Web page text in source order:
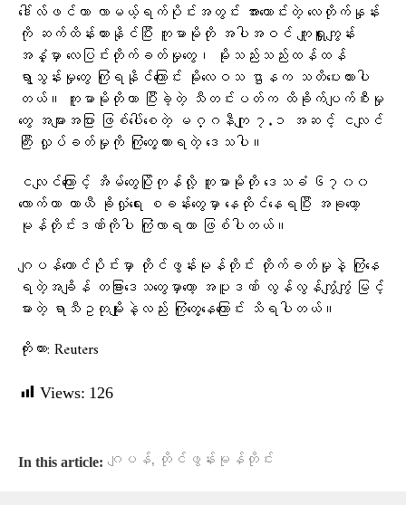
ဒေါ်လ်ဖင်ဟာ လာမယ့်ရက်ပိုင်းအတွင်း အားကောင်းတဲ့ လေတိုက်နှုန်း
ကို ဆက်ထိန်းထားနိုင်ပြီး ကူမာမိုတို အပါအဝင် ကျူရှူးကျွန်း
အနှံ့မှာ လေပြင်းတိုက်ခတ်မှုတွေ၊ မိုးသည်းသည်းထန်ထန်
ရွာသွန်းမှုတွေ ကြုံရနိုင်ကြောင်း မိုးလေဝသ ဌာနက သတိပေးထားပါ
တယ်။ ကူမာမိုတိုဟာ ပြီးခဲ့တဲ့ သီတင်းပတ်က ထိခိုက်ပျက်စီးမှု
တွေ အများအပြား ဖြစ်ပေါ်စေတဲ့ မဂ္ဂနီကျု ၇.၁ အဆင့် ငလျင်
ကြီး လှုပ်ခတ်မှုကို ကြုံတွေ့ထားရတဲ့ ဒေသပါ။
ငလျင်ကြောင့် အိမ်တွေပြိုကုန်လို့ ကူမာမိုတို ဒေသခံ ၆၇၀၀
လောက်ဟာ ယာယီ ခိုလှုံရေး စခန်းတွေမှာ နေထိုင်နေရပြီး အခုတော့
မုန်တိုင်းဒဏ်ကိုပါ ကြုံလာရတာ ဖြစ်ပါတယ်။
ဂျပန်တောင်ပိုင်းမှာ တိုင်ဖွန်းမုန်တိုင်း တိုက်ခတ်မှုနဲ့ ကြုံနေ
ရတဲ့အချိန် တခြားဒေသတွေမှာတော့ အပူဒဏ် လွန်လွန်ကျွံကျွံ မြင့်
မားတဲ့ ရာသီဥတုမျိုးနဲ့လည်း ကြုံတွေ့နေကြောင်း သိရပါတယ်။
ကိုးကား: Reuters
Views: 126
In this article: ဂျပန်, တိုင်ဖွန်းမုန်တိုင်း